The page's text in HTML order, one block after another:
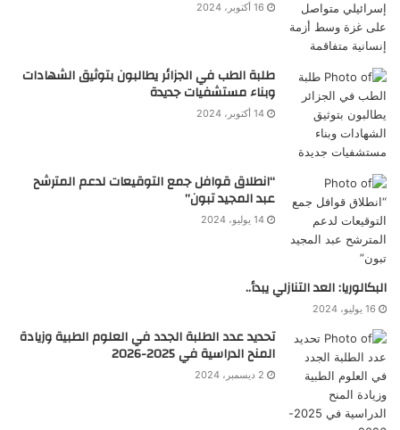
16 أكتوبر، 2024
طلبة الطب في الجزائر يطالبون بتوثيق الشهادات
وبناء مستشفيات جديدة
14 أكتوبر، 2024
“انطلاق قوافل جمع التوقيعات لدعم المترشح
عبد المجيد تبون”
14 يوليو، 2024
البكالوريا: العد التنازلي يبدأ..
16 يوليو، 2024
تحديد عدد الطلبة الجدد في العلوم الطبية وزيادة
المنح الدراسية في 2025-2026
2 ديسمبر، 2024